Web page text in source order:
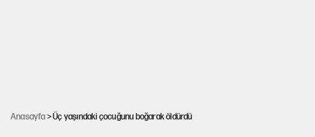
Anasayfa > Üç yaşındaki çocuğunu boğarak öldürdü